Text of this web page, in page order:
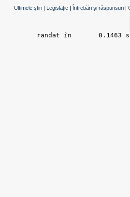
Ultimele știri | Legislație | Întrebări și răspunsuri |
randat în